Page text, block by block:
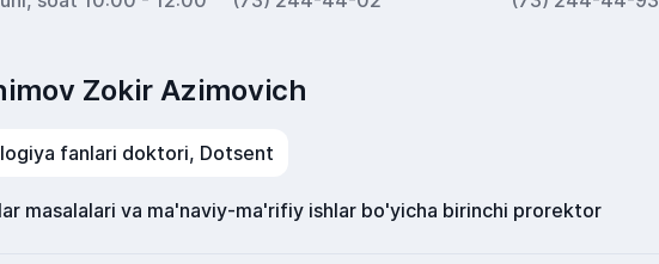
Zokir Azimovich
fanlari doktori, Dotsent
masalalari va ma'naviy-ma'rifiy ishlar bo'yicha birinchi prorektor